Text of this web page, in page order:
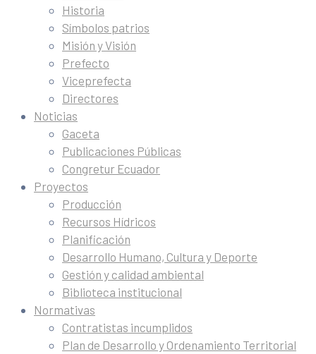
Historia
Símbolos patrios
Misión y Visión
Prefecto
Viceprefecta
Directores
Noticias
Gaceta
Publicaciones Públicas
Congretur Ecuador
Proyectos
Producción
Recursos Hídricos
Planificación
Desarrollo Humano, Cultura y Deporte
Gestión y calidad ambiental
Biblioteca institucional
Normativas
Contratistas incumplidos
Plan de Desarrollo y Ordenamiento Territorial